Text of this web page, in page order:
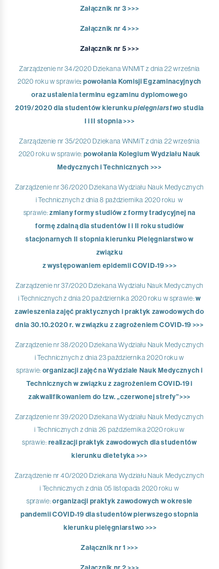
Załącznik nr 3 >>>
Załącznik nr 4 >>>
Załącznik nr 5 >>>
Zarządzenie nr 34/2020 Dziekana WNMiT z dnia 22 września
2020 roku w sprawie: powołania Komisji Egzaminacyjnych
oraz ustalenia terminu egzaminu dyplomowego
2019/2020 dla studentów kierunku pielęgniarstwo studia
I i II stopnia >>>
Zarządzenie nr 35/2020 Dziekana WNMiT z dnia 22 września
2020 roku w sprawie: powołania Kolegium Wydziału Nauk
Medycznych i Technicznych >>>
Zarządzenie nr 36/2020 Dziekana Wydziału Nauk Medycznych
i Technicznych z dnia 8 października 2020 roku w
sprawie:zmiany formy studiów z formy tradycyjnej na
formę zdalną dla studentów I i II roku studiów
stacjonarnych II stopnia kierunku Pielęgniarstwo w
związku
z występowaniem epidemii COVID-19 >>>
Zarządzenie nr 37/2020 Dziekana Wydziału Nauk Medycznych
i Technicznych z dnia 20 października 2020 roku w sprawie:w
zawieszenia zajęć praktycznych i praktyk zawodowych do
dnia 30.10.2020 r. w związku z zagrożeniem COVID-19 >>>
Zarządzenie nr 38/2020 Dziekana Wydziału Nauk Medycznych
i Technicznych z dnia 23 października 2020 roku w
sprawie: organizacji zajęć na Wydziale Nauk Medycznych i
Technicznych w związku z zagrożeniem COVID-19 i
zakwalifikowaniem do tzw. „czerwonej strefy”>>>
Zarządzenie nr 39/2020 Dziekana Wydziału Nauk Medycznych
i Technicznych z dnia 26 października 2020 roku w
sprawie: realizacji praktyk zawodowych dla studentów
kierunku dietetyka >>>
Zarządzenie nr 40/2020 Dziekana Wydziału Nauk Medycznych
i Technicznych z dnia 05 listopada 2020 roku w
sprawie:organizacji praktyk zawodowych w okresie
pandemii COVID-19 dla studentów pierwszego stopnia
kierunku pielęgniarstwo >>>
Załącznik nr 1 >>>